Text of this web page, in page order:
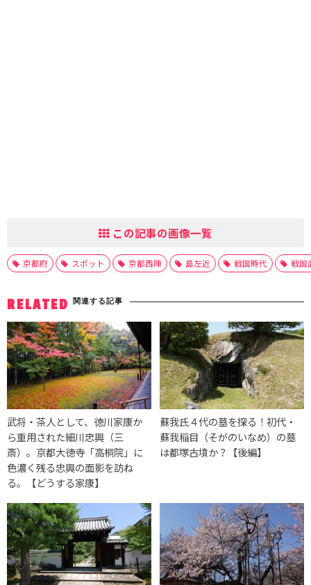
この記事の画像一覧
京都府 スポット 京都西陣 島左近 戦国時代 戦国
RELATED 関連する記事
武将・茶人として、徳川家康か
ら重用された細川忠興（三
斎）。京都大徳寺「高桐院」に
色濃く残る忠興の面影を訪ね
る。【どうする家康】
蘇我氏４代の墓を探る！初代・
蘇我稲目（そがのいなめ）の墓
は都塚古墳か？【後編】